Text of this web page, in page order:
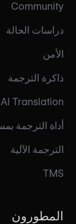
Community
دراسات الحالة
الأمن
ذاكرة الترجمة
AI Translation
أداة الترجمة
الترجمة الآلية
TMS
المطورون